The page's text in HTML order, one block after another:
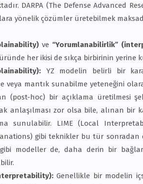
DARPA (The Defense Advanced
yönelik çözümler üretebilmek
ve “Yorumlanabilirlik”
her ikisi de sıkça birbirinin yerine
YZ modelin belirli bir
veya mantık sunabilme yeteneğini
(post-hoc) bir açıklama üretilmesi
anlaşılması zor olsa bile, alınan bir
sunulabilir. LIME (Local
gibi teknikler bu tür
modeller de, daha derin bir
Genellikle bir modelin